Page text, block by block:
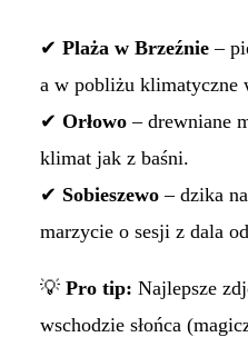
✔ Plaża w Brzeźnie–
a w pobliżu klimatyczne
✔ Orłowo– drewniane
klimat jak z baśni.
✔ Sobieszewo– dzika
marzycie o sesji z dala
💡 Pro tip: Najlepsze
wschodzie słońca